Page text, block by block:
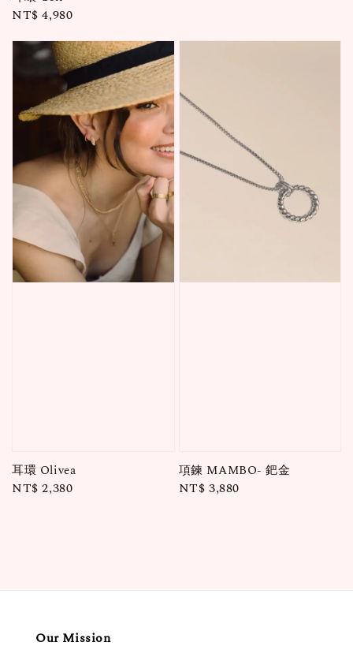
Regular
NT$ 4,980
耳環 Olivea
Regular
NT$ 2,380
項鍊 MAMBO- 鈀金
Regular
NT$ 3,880
Our Mission